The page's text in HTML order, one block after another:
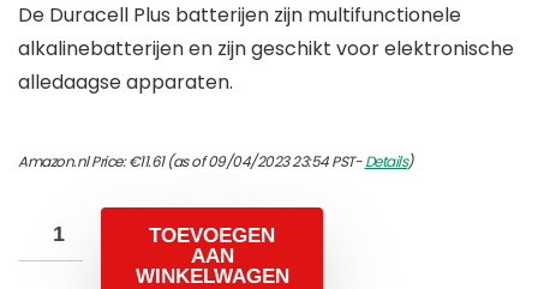
De Duracell Plus batterijen zijn multifunctionele
alkalinebatterijen en zijn geschikt voor elektronische
alledaagse apparaten.
Amazon.nl Price:€11.61(as of 09/04/2023 23:54 PST-Details)
TOEVOEGEN
AAN
WINKELWAGEN